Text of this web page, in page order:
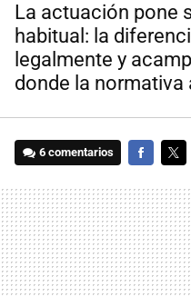
La actuación pone
habitual: la
legalmente y
donde la
6 comentarios